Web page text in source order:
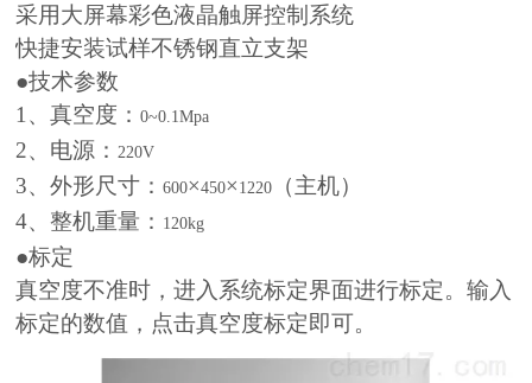
采用大屏幕彩色液晶触屏控制系统
快捷安装试样不锈钢直立支架
●技术参数
1 、真空度：0~0.1Mpa
2、电源： 220V
3、外形尺寸：600×450× 1220
（主机）
4、整机重量： 120kg
●标定
真空度不准时，进入系统标定界面进行标定。输入
标定的数值，点击真空度标定即可。